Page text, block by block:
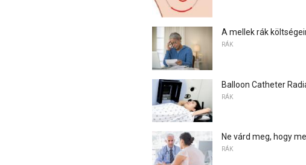
A mellek rák
RÁK
Balloon Catheter
RÁK
Ne várd meg, hogy
RÁK